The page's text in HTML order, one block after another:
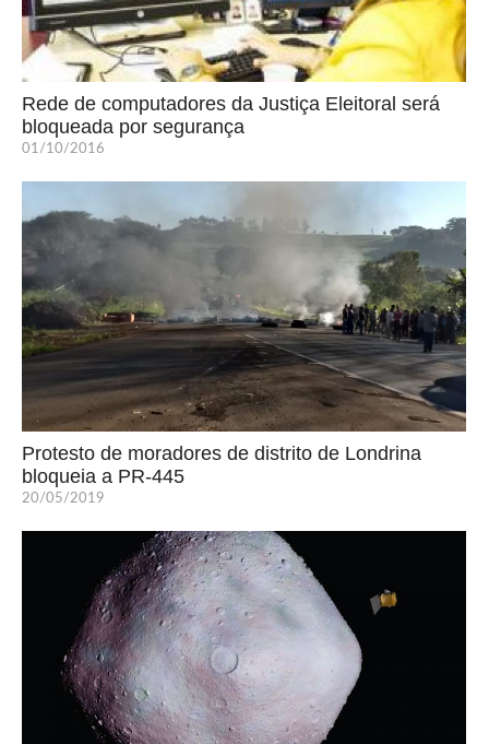
Rede de computadores da Justiça Eleitoral será
bloqueada por segurança
01/10/2016
Protesto de moradores de distrito de Londrina
bloqueia a PR-445
20/05/2019